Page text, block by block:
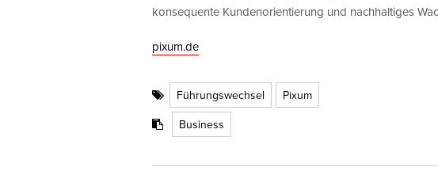
konsequente Kundenorientierung und nachhaltiges
pixum.de
Führungswechsel
Pixum
Business